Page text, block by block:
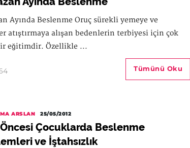
Ayında Beslenme Oruç sürekli yemeye ve
atıştırmaya alışan bedenlerin terbiyesi için çok
eğitimdir. Özellikle ...
Tümünü Oku
ARSLAN 25/05/2012
Çocuklarda Beslenme
ve İştahsızlık